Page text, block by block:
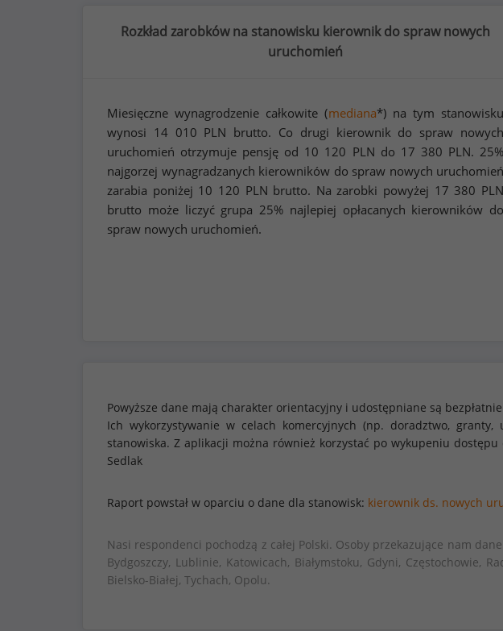
Rozkład zarobków na stanowisku kierownik do spraw nowych
uruchomień
Miesięczne wynagrodzenie całkowite (mediana*) na tym stanowisku
wynosi 14 010 PLN brutto. Co drugi kierownik do spraw nowych
uruchomień otrzymuje pensję od 10 120 PLN do 17 380 PLN. 25%
najgorzej wynagradzanych kierowników do spraw nowych uruchomień
zarabia poniżej 10 120 PLN brutto. Na zarobki powyżej 17 380 PLN
brutto może liczyć grupa 25% najlepiej opłacanych kierowników do
spraw nowych uruchomień.
Powyższe dane mają charakter orientacyjny i udostępniane są
Ich wykorzystywanie w celach komercyjnych (np. doradztwo,
stanowiska. Z aplikacji można również korzystać po wykupeniu
Sedlak
Raport powstał w oparciu o dane dla stanowisk: kierownik ds. nowych
Nasi respondenci pochodzą z całej Polski. Osoby przekazujące nam
Bydgoszczy, Lublinie, Katowicach, Białymstoku, Gdyni, Częstochowie,
Bielsko-Białej, Tychach, Opolu.